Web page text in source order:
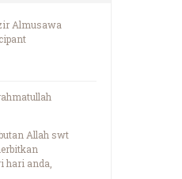
Almusawa
Allah swt
hari anda,